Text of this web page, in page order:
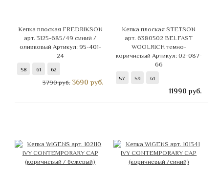
Кепка плоская FREDRIKSON
арт. 3125-685/49 синий /
оливковый Артикул: 95-401-
24
58 61 62
3790 руб. 3690 руб.
Кепка плоская STETSON
арт. 6380502 BELFAST
WOOLRICH темно-
коричневый Артикул: 02-087-
66
57 59 61
11990 руб.